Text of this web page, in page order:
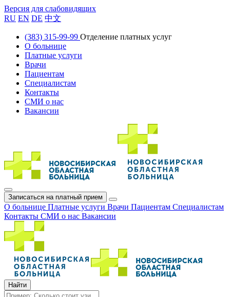
Версия для слабовидящих
RU EN DE 中文
(383) 315-99-99 Отделение платных услуг
О больнице
Платные услуги
Врачи
Пациентам
Специалистам
Контакты
СМИ о нас
Вакансии
Записаться на платный прием
О больнице Платные услуги Врачи Пациентам Специалистам
Контакты СМИ о нас Вакансии